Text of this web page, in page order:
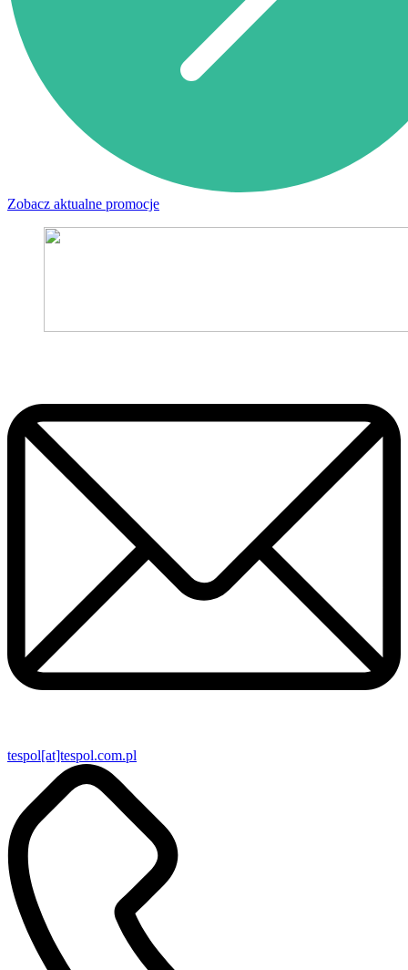
Zobacz aktualne promocje
tespol[at]tespol.com.pl